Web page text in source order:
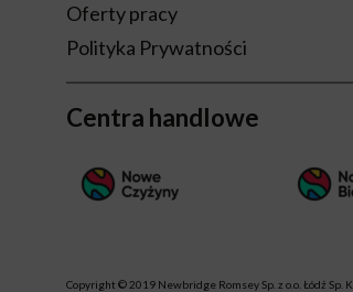
Oferty pracy
Polityka Prywatności
Centra handlowe
Copyright © 2019 Newbridge Romsey Sp. z o.o. Łódź Sp. K.